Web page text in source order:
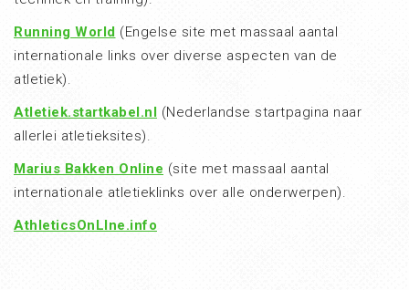
Running World (Engelse site met massaal aantal
internationale links over diverse aspecten van de
atletiek).
Atletiek.startkabel.nl (Nederlandse startpagina naar
allerlei atletieksites).
Marius Bakken Online (site met massaal aantal
internationale atletieklinks over alle onderwerpen).
AthleticsOnLIne.info